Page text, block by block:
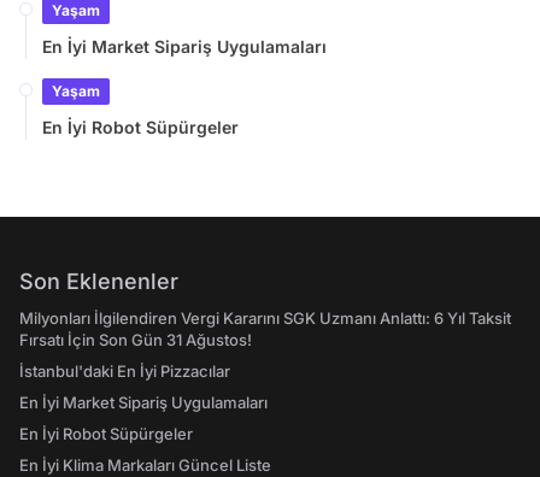
Yaşam
En İyi Market Sipariş Uygulamaları
Yaşam
En İyi Robot Süpürgeler
Son Eklenenler
Milyonları İlgilendiren Vergi Kararını SGK Uzmanı Anlattı: 6 Yıl Taksit
Fırsatı İçin Son Gün 31 Ağustos!
İstanbul'daki En İyi Pizzacılar
En İyi Market Sipariş Uygulamaları
En İyi Robot Süpürgeler
En İyi Klima Markaları Güncel Liste